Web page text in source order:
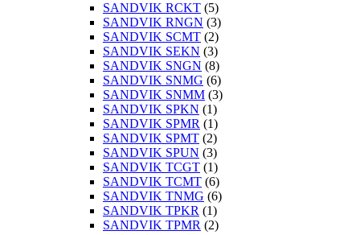
SANDVIK RCKT (5)
SANDVIK RNGN (3)
SANDVIK SCMT (2)
SANDVIK SEKN (3)
SANDVIK SNGN (8)
SANDVIK SNMG (6)
SANDVIK SNMM (3)
SANDVIK SPKN (1)
SANDVIK SPMR (1)
SANDVIK SPMT (2)
SANDVIK SPUN (3)
SANDVIK TCGT (1)
SANDVIK TCMT (6)
SANDVIK TNMG (6)
SANDVIK TPKR (1)
SANDVIK TPMR (2)